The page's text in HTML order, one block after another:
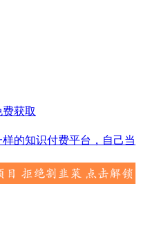
获取
的知识付费平台，自己当